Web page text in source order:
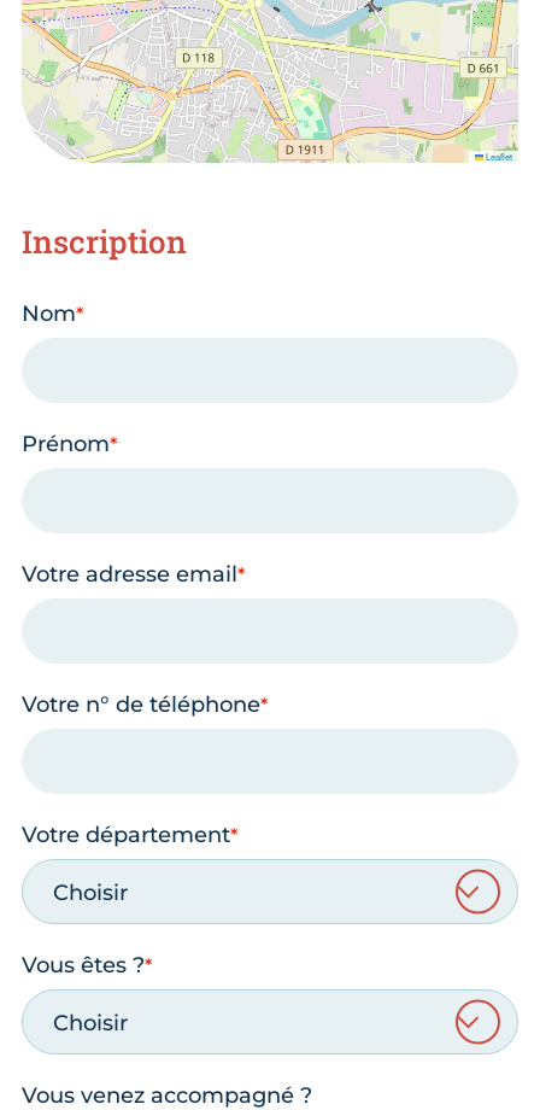
Leaflet
Inscription
Nom
Prénom
Votre adresse email
Votre n° de téléphone
Votre département
Choisir
Vous êtes ?
Choisir
Vous venez accompagné ?